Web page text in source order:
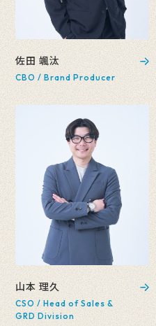
佐田 颯汰
CBO / Brand Producer
山本 理久
CSO / Head of Sales &
GRD Division